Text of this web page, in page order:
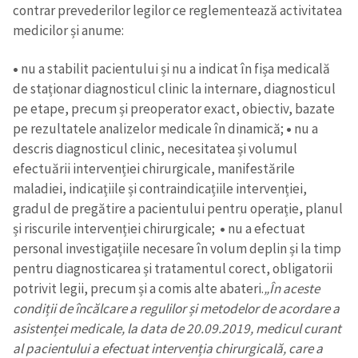
contrar prevederilor legilor ce reglementează activitatea
medicilor și anume:
• nu a stabilit pacientului și nu a indicat în fișa medicală
de staționar diagnosticul clinic la internare, diagnosticul
pe etape, precum și preoperator exact, obiectiv, bazate
pe rezultatele analizelor medicale în dinamică; • nu a
descris diagnosticul clinic, necesitatea și volumul
efectuării intervenției chirurgicale, manifestările
maladiei, indicațiile și contraindicațiile intervenției,
gradul de pregătire a pacientului pentru operație, planul
și riscurile intervenției chirurgicale; • nu a efectuat
personal investigațiile necesare în volum deplin și la timp
pentru diagnosticarea și tratamentul corect, obligatorii
potrivit legii, precum și a comis alte abateri.„În aceste
condiții de încălcare a regulilor și metodelor de acordare a
asistenței medicale, la data de 20.09.2019, medicul curant
al pacientului a efectuat intervenția chirurgicală, care a